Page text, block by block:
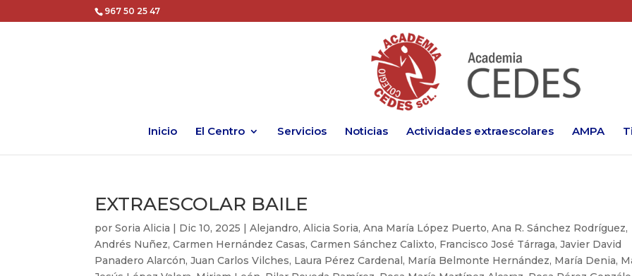
967 50 25 47
Inicio El Centro Servicios Noticias Actividades extraescolares AMPA
EXTRAESCOLAR BAILE
porSoria Alicia | Dic 10, 2025 |Alejandro,Alicia Soria,Ana María López Puerto,Ana R. Sánchez Rodríguez,
Andrés Nuñez,Carmen Hernández Casas,Carmen Sánchez Calixto, Francisco José Tárraga,Javier David
Panadero Alarcón,Juan Carlos Vilches, Laura Pérez Cardenal, María Belmonte Hernández, María Denia,